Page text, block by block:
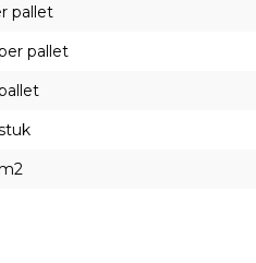
pallet
pallet